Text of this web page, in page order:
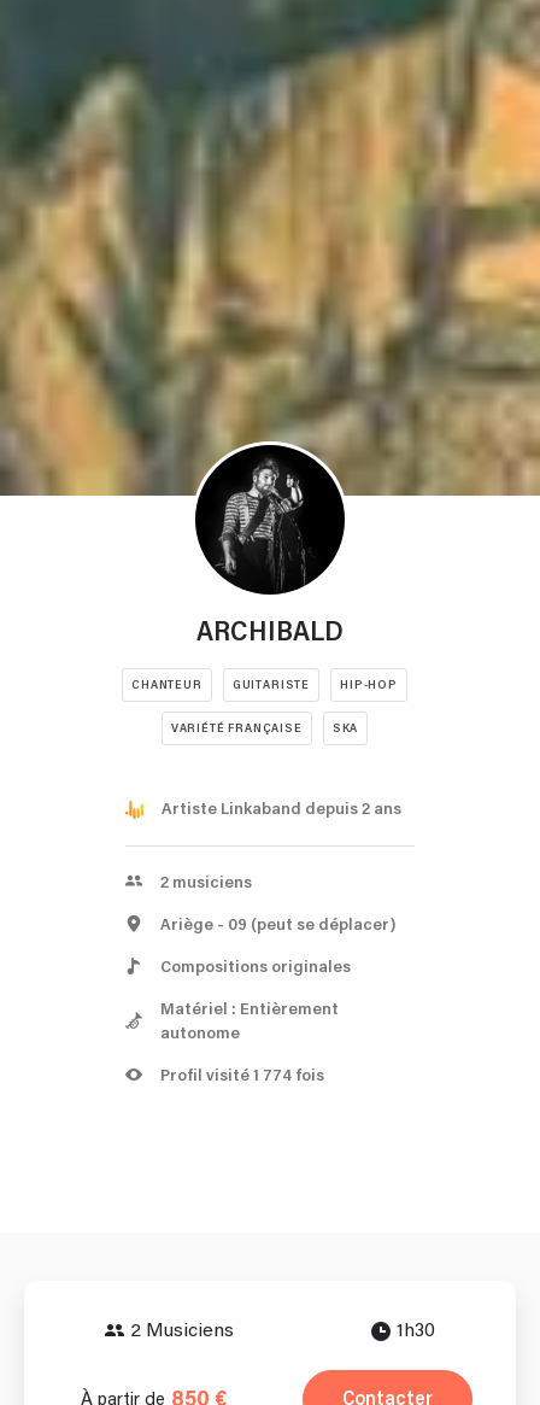
ARCHIBALD
CHANTEUR GUITARISTE HIP-HOP
VARIÉTÉ FRANÇAISE SKA
Artiste Linkaband depuis 2 ans
2 musiciens
Ariège - 09 (peut se déplacer)
Compositions originales
Matériel : Entièrement
autonome
Profil visité 1 774 fois
2 Musiciens 1h30
À partir de 850 € Contacter